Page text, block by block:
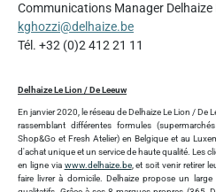
Communications Manager Delhaize
kghozzi@delhaize.be
Tél. +32 (0)2 412 21 11
Delhaize Le Lion / De Leeuw
En janvier 2020, le réseau de Delhaize Le Lion /
rassemblant différentes formules
Shop&Go et Fresh Atelier) en Belgique et au
d'achat unique et un service de haute qualité. Les
en ligne via www.delhaize.be, et soit venir retirer
faire livrer à domicile. Delhaize propose un